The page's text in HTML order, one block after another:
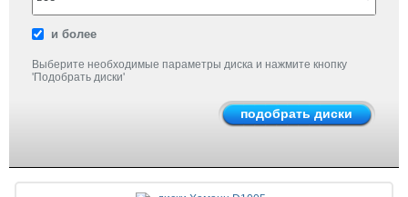
и более
Выберите необходимые параметры диска и нажмите кнопку
'Подобрать диски'